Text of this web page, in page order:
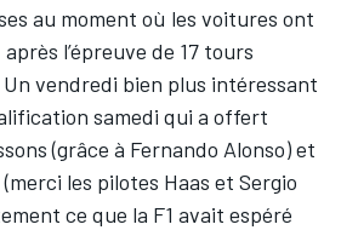
au moment où les voitures ont
l’épreuve de 17 tours
vendredi bien plus intéressant
samedi qui a offert
(grâce à Fernando Alonso) et
les pilotes Haas et Sergio
ce que la F1 avait espéré